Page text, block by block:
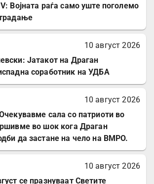
Војната раѓа само уште поголемо
10 август 2026
Јатакот на Драган
соработник на УДБА
10 август 2026
сала со патриоти во
во шок кога Драган
да застане на чело на ВМРО.
10 август 2026
се празнуваат Светите